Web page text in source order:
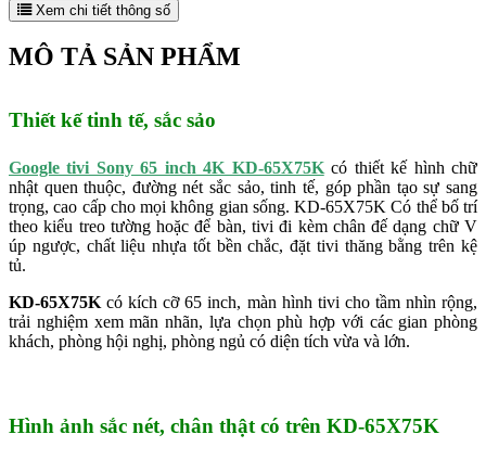
Xem chi tiết thông số
MÔ TẢ SẢN PHẨM
Thiết kế tinh tế, sắc sảo
Google tivi Sony 65 inch 4K KD-65X75Kcó thiết kế hình chữ
nhật quen thuộc, đường nét sắc sảo, tinh tế, góp phần tạo sự sang
trọng, cao cấp cho mọi không gian sống. KD-65X75K Có thể bố trí
theo kiểu treo tường hoặc để bàn, tivi đi kèm chân đế dạng chữ V
úp ngược, chất liệu nhựa tốt bền chắc, đặt tivi thăng bằng trên kệ
tủ.
KD-65X75Kcó kích cỡ 65 inch, màn hình tivi cho tầm nhìn rộng,
trải nghiệm xem mãn nhãn, lựa chọn phù hợp với các gian phòng
khách, phòng hội nghị, phòng ngủ có diện tích vừa và lớn.
Hình ảnh sắc nét, chân thật có trên KD-65X75K